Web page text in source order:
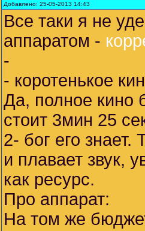
Добавлено: 25-05-2013 14:43
Все таки я не
аппаратом -
-
- коротенькое
Да, полное кино
стоит 3мин 25
2- бог его
и плавает звук,
как ресурс.
Про аппарат:
На том же